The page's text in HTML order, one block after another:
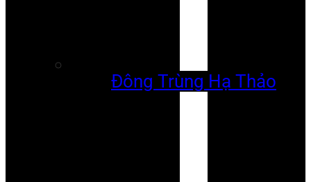
Đông Trùng Hạ Thảo